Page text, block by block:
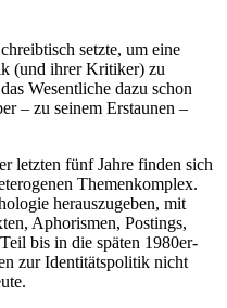
setzte, um eine
(und ihrer Kritiker) zu
Wesentliche dazu schon
– zu seinem Erstaunen –
letzten fünf Jahre finden sich
Themenkomplex.
herauszugeben, mit
Aphorismen, Postings,
bis in die späten 1980er-
zur Identitätspolitik nicht